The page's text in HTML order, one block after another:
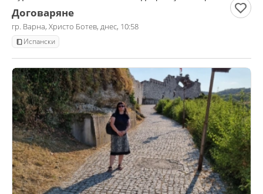
Договаряне
гр. Варна, Христо Ботев, днес, 10:58
Испански